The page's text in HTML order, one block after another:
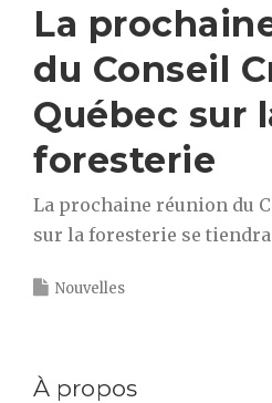
La
du Conseil
Québec sur
foresterie
La prochaine réunion du
sur la foresterie se
Nouvelles
À propos